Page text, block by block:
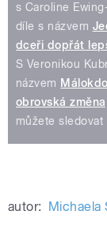
s Caroline
díle s názvem
dceři dopřát
S Veronikou
názvem
obrovská
můžete sledovat
autor: Michaela